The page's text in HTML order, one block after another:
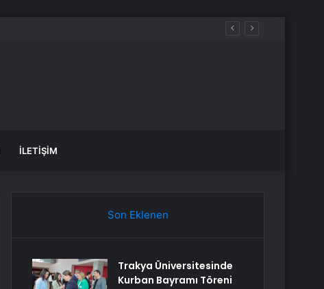
İLETIŞIM
Son Eklenen
Trakya Üniversitesinde
Kurban Bayramı Töreni